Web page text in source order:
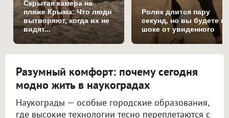
Скрытая камера на
пляже Крыма: Что люди
вытворяют, когда их не
видят...
Ролик длится пару
секунд, но вы будете в
шоке от увиденного
Разумный комфорт: почему сегодня
модно жить в наукоградах
Наукограды — особые городские образования,
где высокие технологии тесно переплетаются с